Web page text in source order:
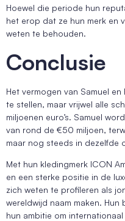
Hoewel die periode hun
het erop dat ze hun merk en
weten te behouden.
Conclusie
Het vermogen van Samuel
te stellen, maar vrijwel alle
miljoenen euro’s. Samuel
van rond de €50 miljoen,
maar nog steeds in dezelfde
Met hun kledingmerk ICON
en een sterke positie in de
zich weten te profileren als
wereldwijd naam maken.
hun ambitie om